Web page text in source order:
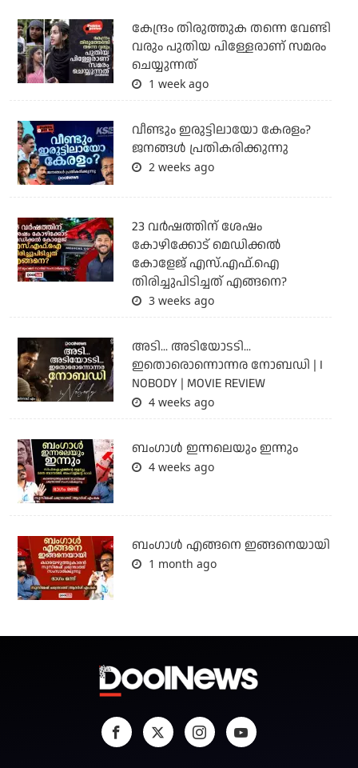
കേന്ദ്രം തിരുത്തുക തന്നെ വേണ്ടി
വരും പുതിയ പിള്ളേരാണ് സമരം
ചെയ്യുന്നത്
1 week ago
വീണ്ടും ഇരുട്ടിലായോ കേരളം?
ജനങ്ങൾ പ്രതികരിക്കുന്നു
2 weeks ago
23 വർഷത്തിന് ശേഷം
കോഴിക്കോട് മെഡിക്കൽ
കോളേജ് എസ്.എഫ്.ഐ
തിരിച്ചുപിടിച്ചത് എങ്ങനെ?
3 weeks ago
അടി... അടിയോടടി...
ഇതൊരൊന്നൊന്നര നോബഡി | I
NOBODY | MOVIE REVIEW
4 weeks ago
ബംഗാള്‍ ഇന്നലെയും ഇന്നും
4 weeks ago
ബം​ഗാൾ എങ്ങനെ ഇങ്ങനെയായി
1 month ago